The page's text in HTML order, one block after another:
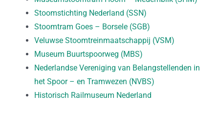
Stoomstichting Nederland (SSN)
Stoomtram Goes – Borsele (SGB)
Veluwse Stoomtreinmaatschappij (VSM)
Museum Buurtspoorweg (MBS)
Nederlandse Vereniging van Belangstellenden in
het Spoor – en Tramwezen (NVBS)
Historisch Railmuseum Nederland